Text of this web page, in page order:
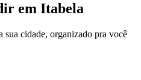
em Itabela
cidade, organizado pra você